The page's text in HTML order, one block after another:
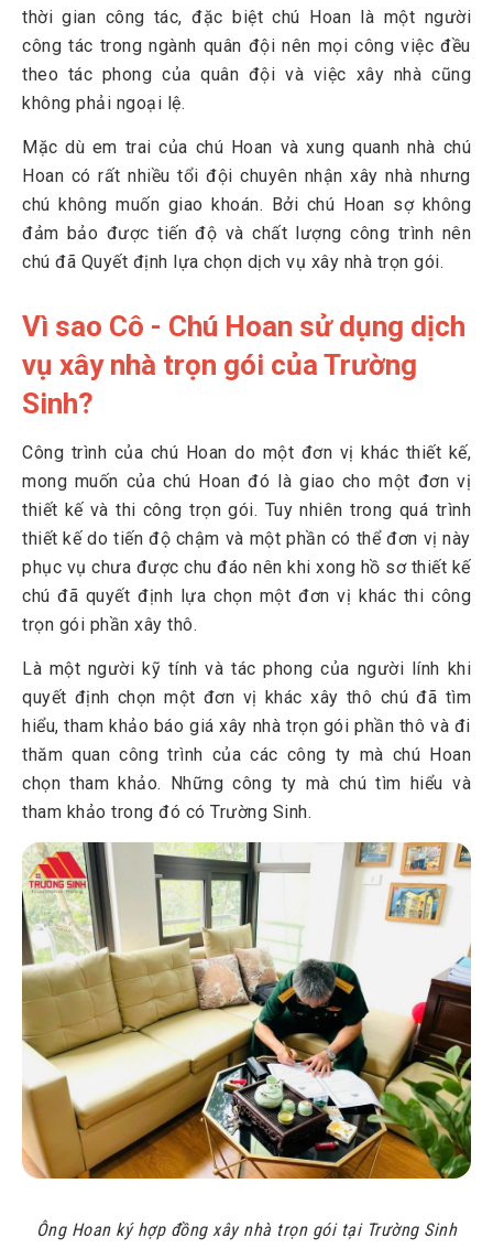
thời gian công tác, đặc biệt chú Hoan là một người
công tác trong ngành quân đội nên mọi công việc đều
theo tác phong của quân đội và việc xây nhà cũng
không phải ngoại lệ.
Mặc dù em trai của chú Hoan và xung quanh nhà chú
Hoan có rất nhiều tổi đội chuyên nhận xây nhà nhưng
chú không muốn giao khoán. Bởi chú Hoan sợ không
đảm bảo được tiến độ và chất lượng công trình nên
chú đã Quyết định lựa chọn dịch vụ xây nhà trọn gói.
Vì sao Cô - Chú Hoan sử dụng dịch
vụ xây nhà trọn gói của Trường
Sinh?
Công trình của chú Hoan do một đơn vị khác thiết kế,
mong muốn của chú Hoan đó là giao cho một đơn vị
thiết kế và thi công trọn gói. Tuy nhiên trong quá trình
thiết kế do tiến độ chậm và một phần có thể đơn vị này
phục vụ chưa được chu đáo nên khi xong hồ sơ thiết kế
chú đã quyết định lựa chọn một đơn vị khác thi công
trọn gói phần xây thô.
Là một người kỹ tính và tác phong của người lính khi
quyết định chọn một đơn vị khác xây thô chú đã tìm
hiểu, tham khảo báo giá xây nhà trọn gói phần thô và đi
thăm quan công trình của các công ty mà chú Hoan
chọn tham khảo. Những công ty mà chú tìm hiểu và
tham khảo trong đó có Trường Sinh.
Ông Hoan ký hợp đồng xây nhà trọn gói tại Trường Sinh